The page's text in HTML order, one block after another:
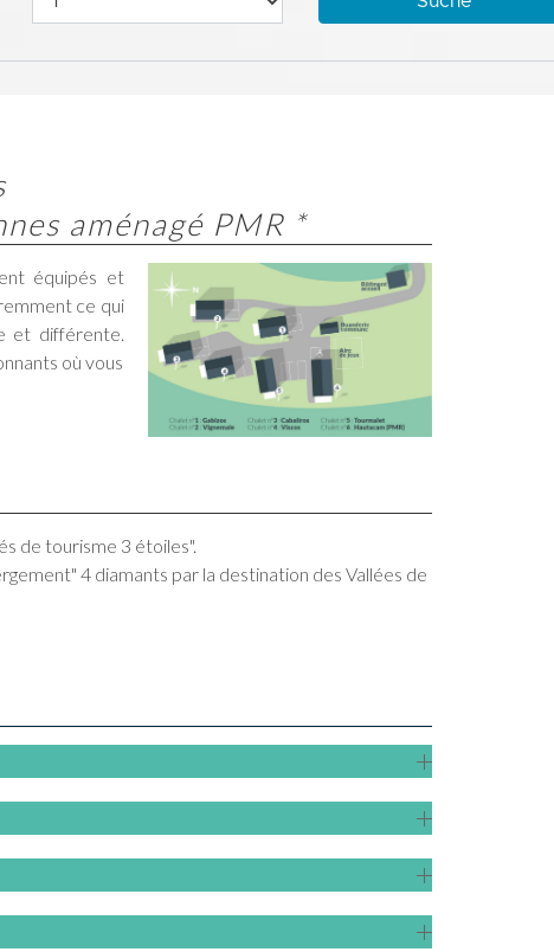
aménagé PMR *
équipés et
ce qui
et différente.
où vous
de tourisme 3 étoiles".
4 diamants par la destination des Vallées de